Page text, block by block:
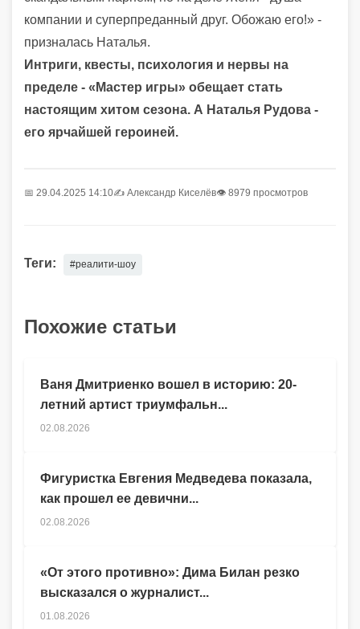
компании и суперпреданный друг. Обожаю его!» -
призналась Наталья.
Интриги, квесты, психология и нервы на
пределе - «Мастер игры» обещает стать
настоящим хитом сезона. А Наталья Рудова -
его ярчайшей героиней.
📅 29.04.2025 14:10✍️ Александр Киселёв👁 8979 просмотров
Теги: #реалити-шоу
Похожие статьи
Ваня Дмитриенко вошел в историю: 20-
летний артист триумфальн...
02.08.2026
Фигуристка Евгения Медведева показала,
как прошел ее девични...
02.08.2026
«От этого противно»: Дима Билан резко
высказался о журналист...
01.08.2026